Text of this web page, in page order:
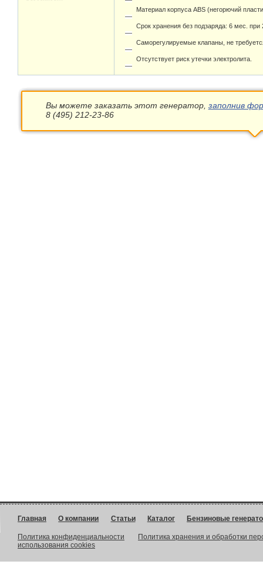
Материал корпуса ABS (негорючий
Срок хранения без подзаряда: 6 мес. при
Саморегулируемые клапаны, не
Отсутствует риск утечки электролита.
Вы можете заказать этот генератор, заполнив
8 (495) 212-23-86
Главная О компании Статьи Каталог Бензиновые
Политика конфиденциальности
Политика хранения и обработки
использования cookies